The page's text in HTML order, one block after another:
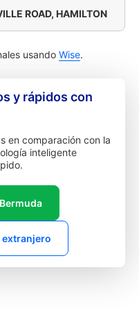
ROAD, HAMILTON
usando Wise.
y rápidos con
en comparación con la
inteligente
extranjero